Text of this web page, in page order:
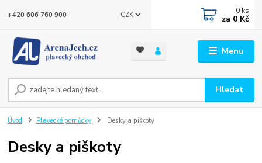
Menu
CZK
Hledat
+420 606 760 900 0 ks
za 0 Kč
Úvod Plavecké pomůcky Desky a piškoty
Desky a piškoty